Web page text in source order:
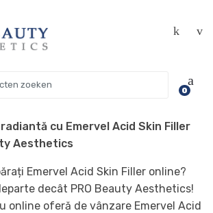
0
cu Emervel Acid Skin Filler
Aesthetics
Emervel Acid Skin Filler online?
decât PRO Beauty Aesthetics!
online oferă de vânzare Emervel Acid
"WELCOME10"
Got it!